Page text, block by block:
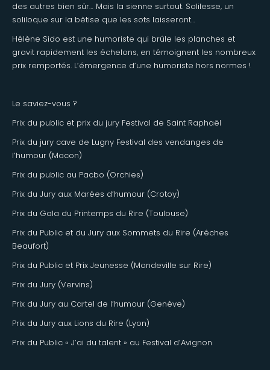
des autres bien sûr… Mais la sienne surtout. Solilesse, un
soliloque sur la bêtise que les sots laisseront…
Hélène Sido est une humoriste qui brûle les planches et
gravit rapidement les échelons, en témoignent les nombreux
prix remportés. L’émergence d’une humoriste hors normes !
Le saviez-vous ?
Prix du public et prix du jury Festival de Saint Raphaël
Prix du jury cave de Lugny Festival des vendanges de
l’humour (Macon)
Prix du public au Pacbo (Orchies)
Prix du Jury aux Marées d’humour (Crotoy)
Prix du Gala du Printemps du Rire (Toulouse)
Prix du Public et du Jury aux Sommets du Rire (Arêches
Beaufort)
Prix du Public et Prix Jeunesse (Mondeville sur Rire)
Prix du Jury (Vervins)
Prix du Jury au Cartel de l’humour (Genève)
Prix du Jury aux Lions du Rire (Lyon)
Prix du Public « J’ai du talent » au Festival d’Avignon